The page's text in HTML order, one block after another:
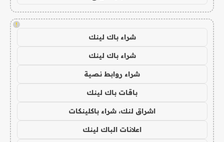
!
شراء باك لينك
شراء باك لينك
شراء روابط نصية
باقات باك لينك
اشراق لنك، شراء باكلينكات
اعلانات الباك لينك